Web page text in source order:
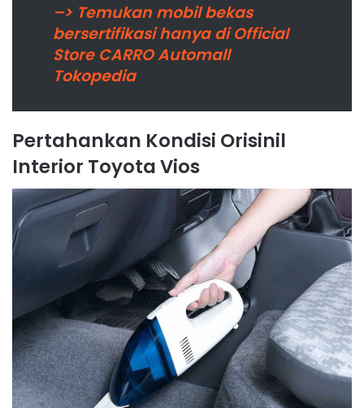
–> Temukan mobil bekas
bersertifikasi hanya di Official
Store CARRO Automall
Tokopedia
Pertahankan Kondisi Orisinil
Interior Toyota Vios